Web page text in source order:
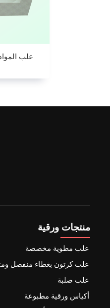
علب
منتجات ورقية
علب مطوية مخصصة
علب كرتون بغطاء منفصل
علب صلبة
أكياس ورقية مطبوعة